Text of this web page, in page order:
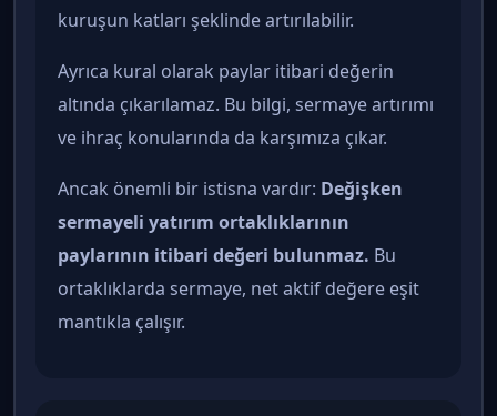
kuruşun katları şeklinde artırılabilir.
Ayrıca kural olarak paylar itibari değerin
altında çıkarılamaz. Bu bilgi, sermaye artırımı
ve ihraç konularında da karşımıza çıkar.
Ancak önemli bir istisna vardır: Değişken
sermayeli yatırım ortaklıklarının
paylarının itibari değeri bulunmaz. Bu
ortaklıklarda sermaye, net aktif değere eşit
mantıkla çalışır.